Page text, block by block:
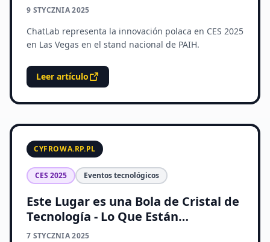
9 STYCZNIA 2025
ChatLab representa la innovación polaca en CES 2025
en Las Vegas en el stand nacional de PAIH.
Leer artículo
CYFROWA.RP.PL
CES 2025 Eventos tecnológicos
Este Lugar es una Bola de Cristal de
Tecnología - Lo Que Están
Preparando los Gigantes Globales
7 STYCZNIA 2025